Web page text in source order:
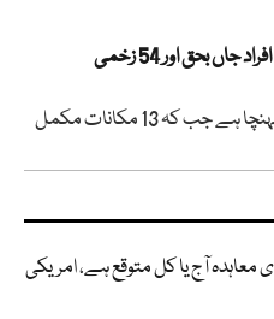
114 مکانات کو جزوی طور پرنقصان پہنچا ہے جب کہ 13 مکانات مکمل
معاہدہ آج یا کل متوقع ہے، امریکی